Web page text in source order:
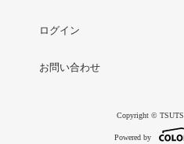
ログイン
お問い合わせ
Copyright ©
Powered by